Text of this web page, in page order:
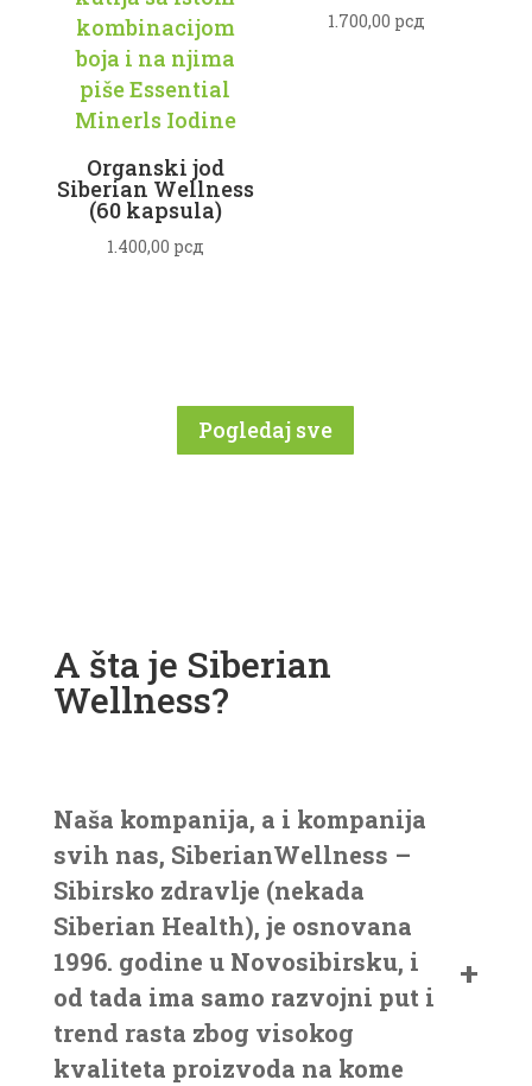
Organski jod
Siberian Wellness
(60 kapsula)
1.400,00 рсд
1.700,00 рсд
Pogledaj sve
A šta je Siberian
Wellness?
Naša kompanija, a i kompanija
svih nas, SiberianWellness –
Sibirsko zdravlje (nekada
Siberian Health), je osnovana
1996. godine u Novosibirsku, i
od tada ima samo razvojni put i
trend rasta zbog visokog
kvaliteta proizvoda na kome